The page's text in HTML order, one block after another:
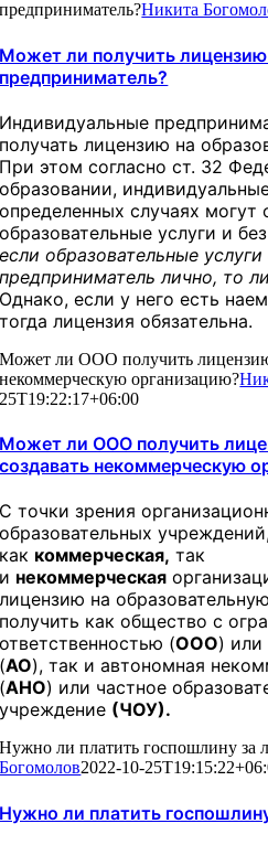
предприниматель?Никита
Может ли получить
предприниматель?
Индивидуальные
получать лицензию на
При этом согласно ст. 32
образовании,
определенных случаях могут
образовательные услуги и
если образовательные
предприниматель лично, то
Однако, если у него есть
тогда лицензия обязательна.
Может ли ООО получить
некоммерческую организацию?
25T19:22:17+06:00
Может ли ООО получить
создавать некоммерческую
С точки зрения
образовательных
как коммерческая, так
и некоммерческая
лицензию на
получить как общество с
ответственностью (ООО) или
(АО), так и автономная
(АНО) или частное
учреждение (ЧОУ).
Нужно ли платить госпошлину за
Богомолов2022-10-
Нужно ли платить